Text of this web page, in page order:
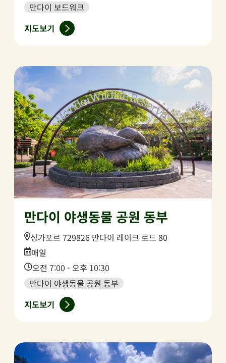
만다이 보드워크
지도보기
만다이 야생동물 공원 동부
Location:
싱가포르 729826 만다이 레이크 로드 80
Date:
매일
Time:
오전 7:00 - 오후 10:30
만다이 야생동물 공원 동부
지도보기